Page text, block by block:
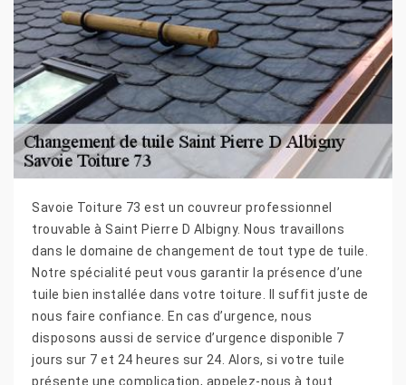
Savoie Toiture 73 est un couvreur professionnel
trouvable à Saint Pierre D Albigny. Nous travaillons
dans le domaine de changement de tout type de tuile.
Notre spécialité peut vous garantir la présence d’une
tuile bien installée dans votre toiture. Il suffit juste de
nous faire confiance. En cas d’urgence, nous
disposons aussi de service d’urgence disponible 7
jours sur 7 et 24 heures sur 24. Alors, si votre tuile
présente une complication, appelez-nous à tout